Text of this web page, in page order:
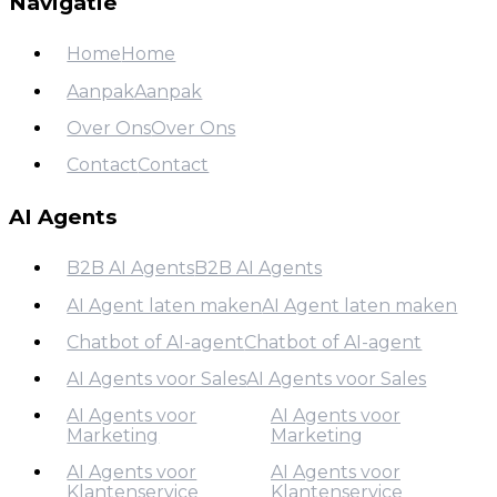
Home
Home
Home
Aanpak
Aanpak
Aanpak
Over Ons
Over Ons
Over Ons
ContactContact
AI Agents
B2B AI Agents
B2B AI Agents
B2B AI Agents
AI Agent laten maken
AI Agent laten maken
AI Agent laten maken
Chatbot of AI-agent
Chatbot of AI-agent
Chatbot of AI-agent
AI Agents voor Sales
AI Agents voor Sales
AI Agents voor Sales
AI Agents voor
Marketing
AI Agents voor
Marketing
AI Agents voor
Klantenservice
AI Agents voor
Klantenservice